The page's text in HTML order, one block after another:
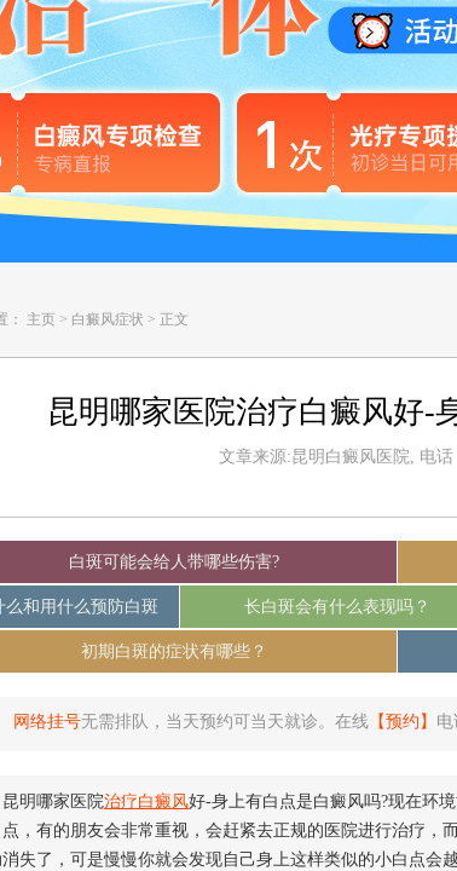
： 主页 > 白癜风症状 > 正文
昆明哪家医院治疗白癜风好-
文章来源:昆明白癜风医院, 电话
白斑可能会给人带哪些伤害?
么和用什么预防白斑 长白斑会有什么表现吗？
初期白斑的症状有哪些？
网络挂号无需排队，当天预约可当天就诊。在线 【预约】 电
哪家医院治疗白癜风好-身上有白点是白癜风吗?现在环
，有的朋友会非常重视，会赶紧去正规的医院进行治疗，
消失了，可是慢慢你就会发现自己身上这样类似的小白点会